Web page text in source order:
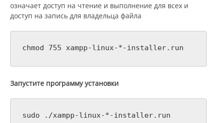
означает доступ на чтение и выполнение для всех и
доступ на запись для владельца файла
chmod 755 xampp-linux-*-installer.run
Запустите программу установки
sudo ./xampp-linux-*-installer.run